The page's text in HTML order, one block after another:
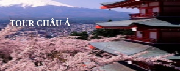
TOUR CHÂU Á